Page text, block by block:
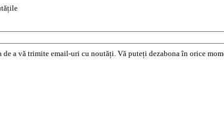
a vă trimite email-uri cu noutăți. Vă puteți dezabona în orice